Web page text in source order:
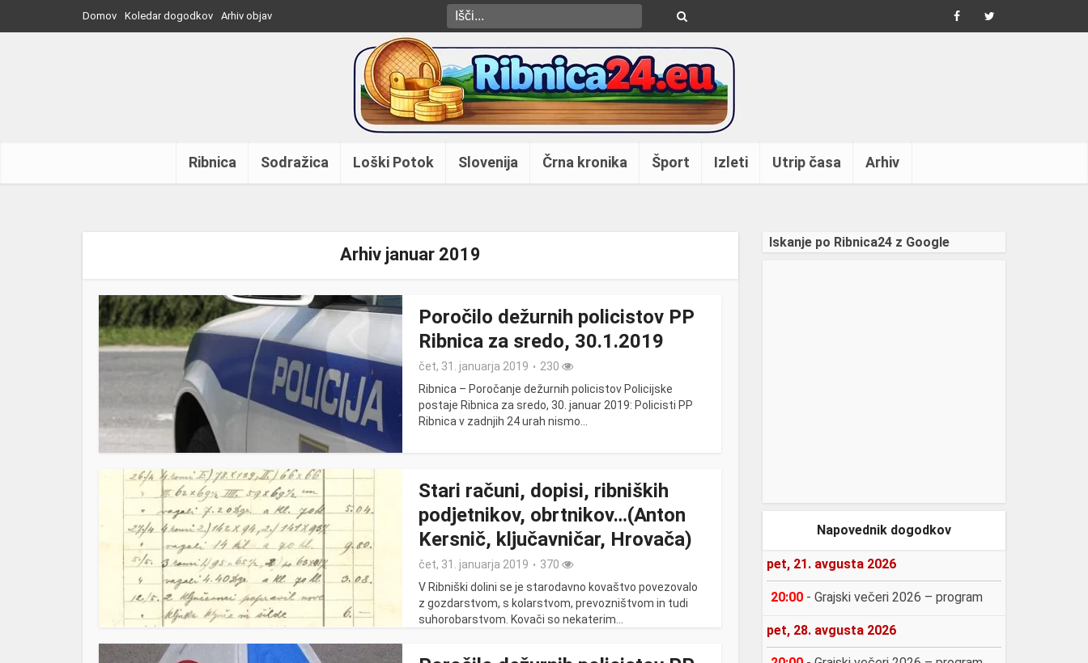
Domov Koledar dogodkov Arhiv objav
Ribnica Sodražica Loški Potok Slovenija Črna kronika Šport Izleti Utrip časa Arhiv
Arhiv januar 2019
Poročilo dežurnih policistov PP
Ribnica za sredo, 30.1.2019
čet, 31. januarja 2019
230
Ribnica – Poročanje dežurnih policistov Policijske
postaje Ribnica za sredo, 30. januar 2019: Policisti PP
Ribnica v zadnjih 24 urah nismo...
Stari računi, dopisi, ribniških
podjetnikov, obrtnikov…(Anton
Kersnič, ključavničar, Hrovača)
čet, 31. januarja 2019
370
V Ribniški dolini se je starodavno kovaštvo povezovalo
z gozdarstvom, s kolarstvom, prevozništvom in tudi
suhorobarstvom. Kovači so nekaterim...
Iskanje po Ribnica24 z Google
Napovednik dogodkov
pet, 21. avgusta 2026
20:00 - Grajski večeri 2026 – program
pet, 28. avgusta 2026